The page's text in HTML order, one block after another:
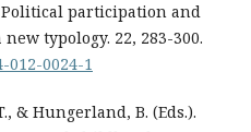
Political participation and
typology. 22, 283-300.
012-0024-1
& Hungerland, B. (Eds.).